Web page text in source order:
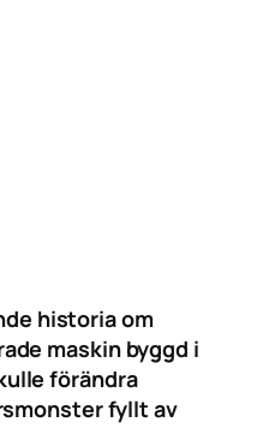
historia om
maskin byggd i
förändra
fyllt av